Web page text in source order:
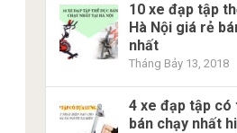
10 xe đạp tập
Hà Nội giá rẻ
nhất
Tháng Bảy 13, 2018
4 xe đạp tập có
bán chạy nhất